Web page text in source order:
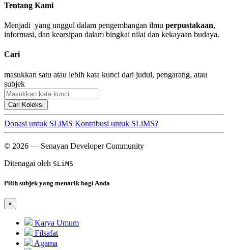
Tentang Kami
Menjadi yang unggul dalam pengembangan ilmu perpustakaan,
informasi, dan kearsipan dalam bingkai nilai dan kekayaan budaya.
Cari
masukkan satu atau lebih kata kunci dari judul, pengarang, atau
subjek
Cari Koleksi
Donasi untuk SLiMS Kontribusi untuk SLiMS?
© 2026 — Senayan Developer Community
Ditenagai oleh SLiMS
Pilih subjek yang menarik bagi Anda
×
Karya Umum
Filsafat
Agama